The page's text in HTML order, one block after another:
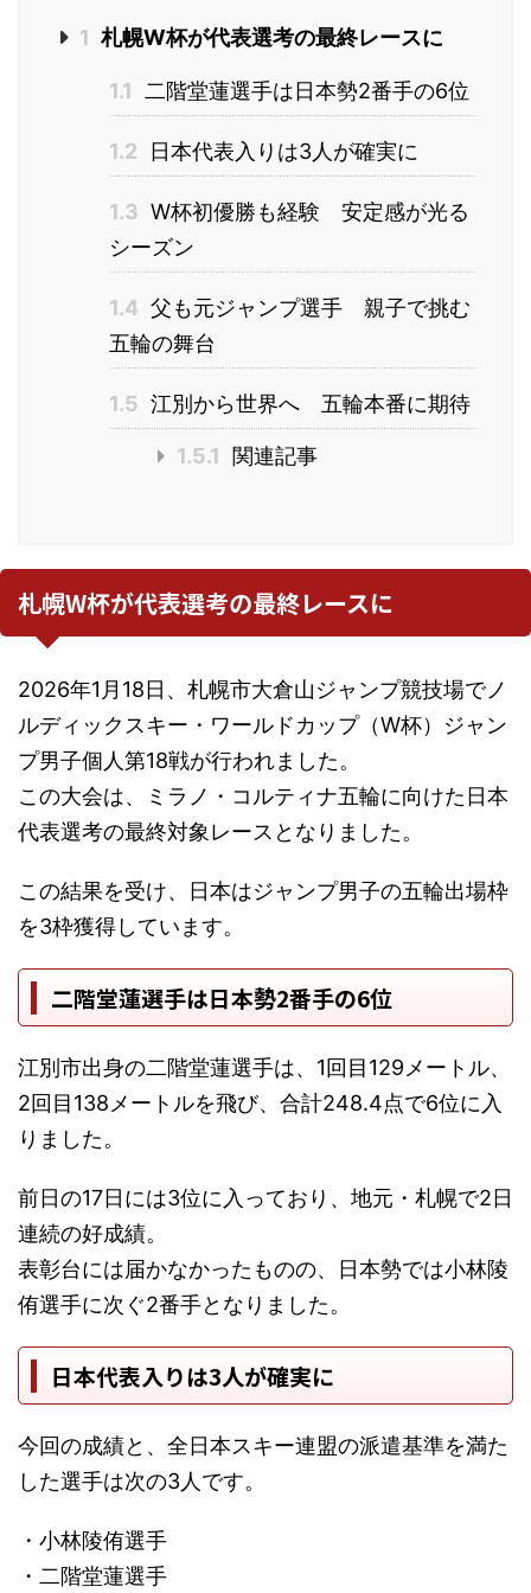
1 札幌W杯が代表選考の最終レースに
1.1 二階堂蓮選手は日本勢2番手の6位
1.2 日本代表入りは3人が確実に
1.3 W杯初優勝も経験 安定感が光る
シーズン
1.4 父も元ジャンプ選手 親子で挑む
五輪の舞台
1.5 江別から世界へ 五輪本番に期待
1.5.1 関連記事
札幌W杯が代表選考の最終レースに
2026年1月18日、札幌市大倉山ジャンプ競技場でノ
ルディックスキー・ワールドカップ（W杯）ジャン
プ男子個人第18戦が行われました。
この大会は、ミラノ・コルティナ五輪に向けた日本
代表選考の最終対象レースとなりました。
この結果を受け、日本はジャンプ男子の五輪出場枠
を3枠獲得しています。
二階堂蓮選手は日本勢2番手の6位
江別市出身の二階堂蓮選手は、1回目129メートル、
2回目138メートルを飛び、合計248.4点で6位に入
りました。
前日の17日には3位に入っており、地元・札幌で2日
連続の好成績。
表彰台には届かなかったものの、日本勢では小林陵
侑選手に次ぐ2番手となりました。
日本代表入りは3人が確実に
今回の成績と、全日本スキー連盟の派遣基準を満た
した選手は次の3人です。
・小林陵侑選手
・二階堂蓮選手